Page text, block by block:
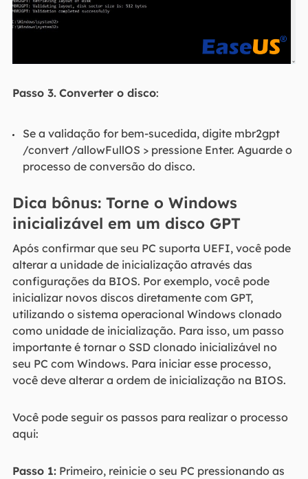
Passo 3. Converter o disco:
Se a validação for bem-sucedida, digite mbr2gpt
/convert /allowFullOS > pressione Enter. Aguarde o
processo de conversão do disco.
Dica bônus: Torne o Windows
inicializável em um disco GPT
Após confirmar que seu PC suporta UEFI, você pode
alterar a unidade de inicialização através das
configurações da BIOS. Por exemplo, você pode
inicializar novos discos diretamente com GPT,
utilizando o sistema operacional Windows clonado
como unidade de inicialização. Para isso, um passo
importante é tornar o SSD clonado inicializável no
seu PC com Windows. Para iniciar esse processo,
você deve alterar a ordem de inicialização na BIOS.
Você pode seguir os passos para realizar o processo
aqui:
Passo 1:Primeiro, reinicie o seu PC pressionando as